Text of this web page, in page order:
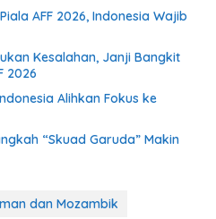
AFF 2026, Indonesia Wajib
Kesalahan, Janji Bangkit
2026
Alihkan Fokus ke
“Skuad Garuda” Makin
dan Mozambik